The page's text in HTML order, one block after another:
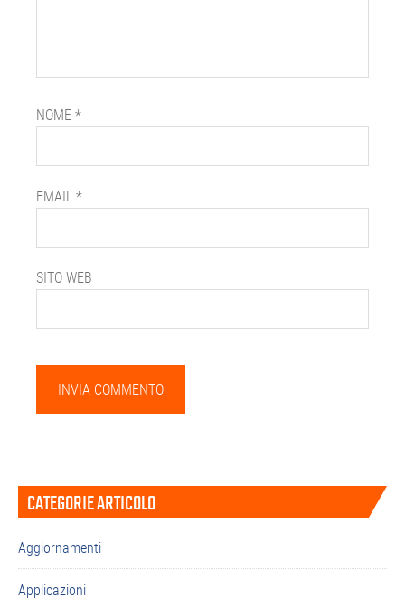
NOME*
EMAIL*
SITO WEB
Barra
laterale
primaria
CATEGORIE ARTICOLO
Aggiornamenti
Applicazioni